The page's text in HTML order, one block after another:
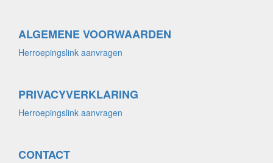
ALGEMENE VOORWAARDEN
Herroepingslink aanvragen
PRIVACYVERKLARING
Herroepingslink aanvragen
CONTACT